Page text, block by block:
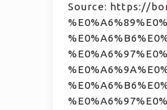
Source: https://